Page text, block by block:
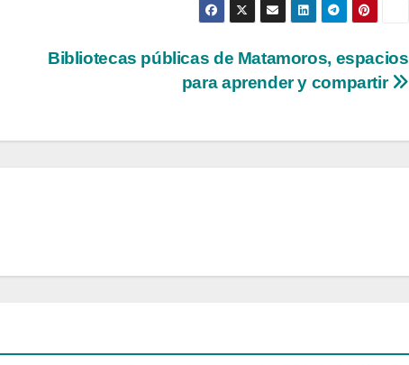
Bibliotecas públicas de Matamoros, espacios
para aprender y compartir